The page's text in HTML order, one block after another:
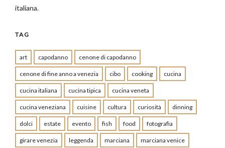
italiana.
TAG
art capodanno cenone di capodanno
cenone di fine anno a venezia cibo cooking cucina
cucina italiana cucina tipica cucina veneta
cucina veneziana cuisine cultura curiosità dinning
dolci estate evento fish food fotografia
girare venezia leggenda marciana marciana venice